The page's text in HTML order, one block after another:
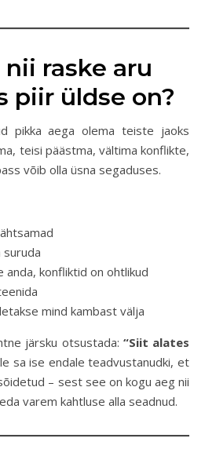
raske aru
piir üldse on?
pikka aega olema teiste jaoks
teisi päästma, vältima konflikte,
võib olla üsna segaduses.
anda, konfliktid on ohtlikud
mind kambast välja
järsku otsustada: “Siit alates
sa ise endale teadvustanudki, et
– sest see on kogu aeg nii
varem kahtluse alla seadnud.